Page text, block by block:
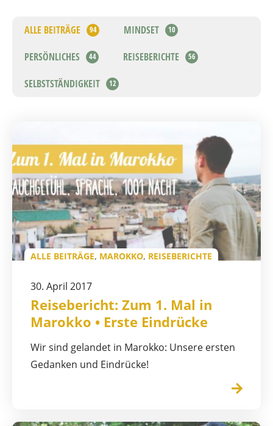
ALLE BEITRÄGE 94 MINDSET 10
PERSÖNLICHES 44 REISEBERICHTE 56
SELBSTSTÄNDIGKEIT 12
ALLE BEITRÄGE, MAROKKO, REISEBERICHTE
30. April 2017
Reisebericht: Zum 1. Mal in
Marokko • Erste Eindrücke
Wir sind gelandet in Marokko: Unsere ersten
Gedanken und Eindrücke!